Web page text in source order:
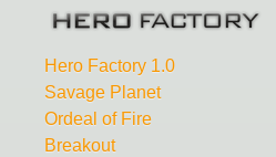
Hero Factory 1.0
Savage Planet
Ordeal of Fire
Breakout